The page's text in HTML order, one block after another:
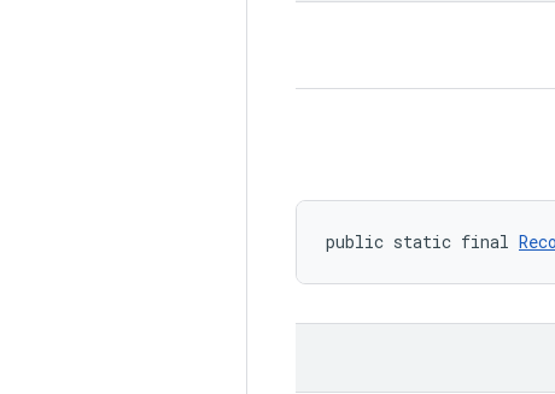
public static final